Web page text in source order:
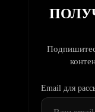
Email для